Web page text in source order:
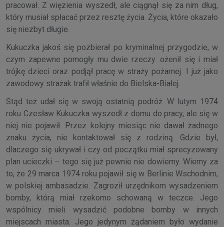
pracował. Z więzienia wyszedł, ale ciągnął się za nim dług,
który musiał spłacać przez resztę życia. Życia, które okazało
się niezbyt długie.
Kukuczka jakoś się pozbierał po kryminalnej przygodzie, w
czym zapewne pomogły mu dwie rzeczy: ożenił się i miał
trójkę dzieci oraz podjął pracę w straży pożarnej. I już jako
zawodowy strażak trafił właśnie do Bielska-Białej.
Stąd też udał się w swoją ostatnią podróż. W lutym 1974
roku Czesław Kukuczka wyszedł z domu do pracy, ale się w
niej nie pojawił. Przez kolejny miesiąc nie dawał żadnego
znaku życia, nie kontaktował się z rodziną. Gdzie był,
dlaczego się ukrywał i czy od początku miał sprecyzowany
plan ucieczki – tego się już pewnie nie dowiemy. Wiemy za
to, że 29 marca 1974 roku pojawił się w Berlinie Wschodnim,
w polskiej ambasadzie. Zagroził urzędnikom wysadzeniem
bomby, którą miał rzekomo schowaną w teczce. Jego
wspólnicy mieli wysadzić podobne bomby w innych
miejscach miasta. Jego jedynym żądaniem było wydanie